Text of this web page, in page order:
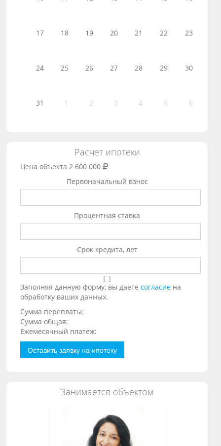
17 18 19 20 21 22 23
24 25 26 27 28 29 30
31 1 2 3 4 5 6
Расчет ипотеки
Цена объекта 2 600 000
Первоначальный взнос
Процентная ставка
Срок кредита, лет
Заполняя данную форму, вы даетесогласие на
обработку ваших данных.
Сумма переплаты:
Сумма общая:
Ежемесячный платеж:
Оставить заявку на ипотеку
Занимается объектом